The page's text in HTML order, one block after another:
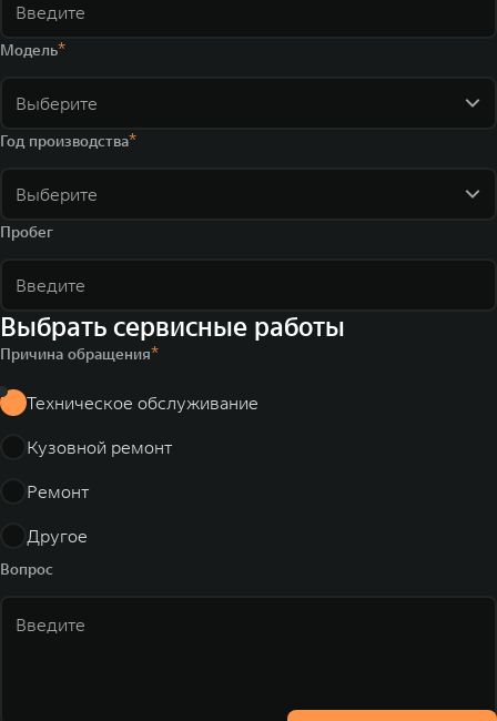
Модель
Выберите
Год производства
Выберите
Пробег
Выбрать сервисные работы
Причина обращения
Техническое обслуживание
Кузовной ремонт
Ремонт
Другое
Вопрос